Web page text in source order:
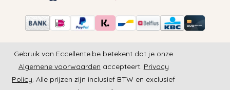
Gebruik van Eccellente.be betekent dat je onze
Algemene voorwaarden accepteert. Privacy
Policy. Alle prijzen zijn inclusief BTW en exclusief